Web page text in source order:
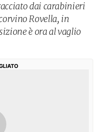
dai carabinieri
Rovella, in
è ora al vaglio